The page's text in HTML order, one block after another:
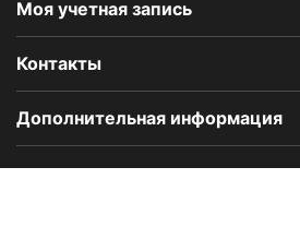
Моя учетная запись
Контакты
Дополнительная информация